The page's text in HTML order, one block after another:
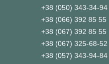
+38 (050) 343-34-94
+38 (066) 392 85 55
+38 (067) 392 85 55
+38 (067) 325-68-52
+38 (057) 343-94-84